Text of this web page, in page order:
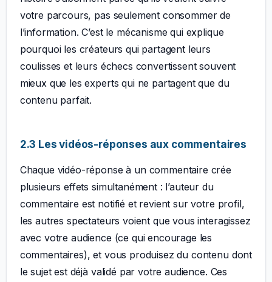
votre parcours, pas seulement consommer de
l’information. C’est le mécanisme qui explique
pourquoi les créateurs qui partagent leurs
coulisses et leurs échecs convertissent souvent
mieux que les experts qui ne partagent que du
contenu parfait.
2.3 Les vidéos-réponses aux commentaires
Chaque vidéo-réponse à un commentaire crée
plusieurs effets simultanément : l’auteur du
commentaire est notifié et revient sur votre profil,
les autres spectateurs voient que vous interagissez
avec votre audience (ce qui encourage les
commentaires), et vous produisez du contenu dont
le sujet est déjà validé par votre audience. Ces